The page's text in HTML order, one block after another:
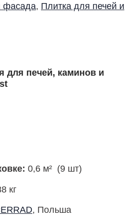
фасада, Плитка для печей и
для печей, каминов и
: 0,6 м² (9 шт)
кг
, Польша